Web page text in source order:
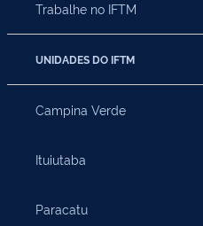
Trabalhe no IFTM
UNIDADES DO IFTM
Campina Verde
Ituiutaba
Paracatu